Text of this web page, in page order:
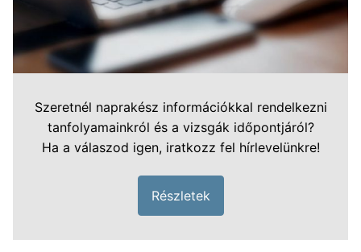
Szeretnél naprakész információkkal rendelkezni
tanfolyamainkról és a vizsgák időpontjáról?
Ha a válaszod igen, iratkozz fel hírlevelünkre!
Részletek